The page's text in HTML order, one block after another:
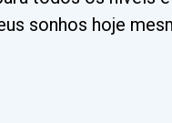
sonhos hoje